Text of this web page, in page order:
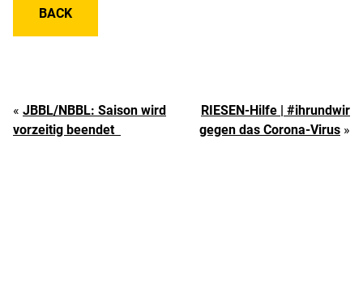
BACK
« JBBL/NBBL: Saison wird
vorzeitig beendet
RIESEN-Hilfe | #ihrundwir
gegen das Corona-Virus »